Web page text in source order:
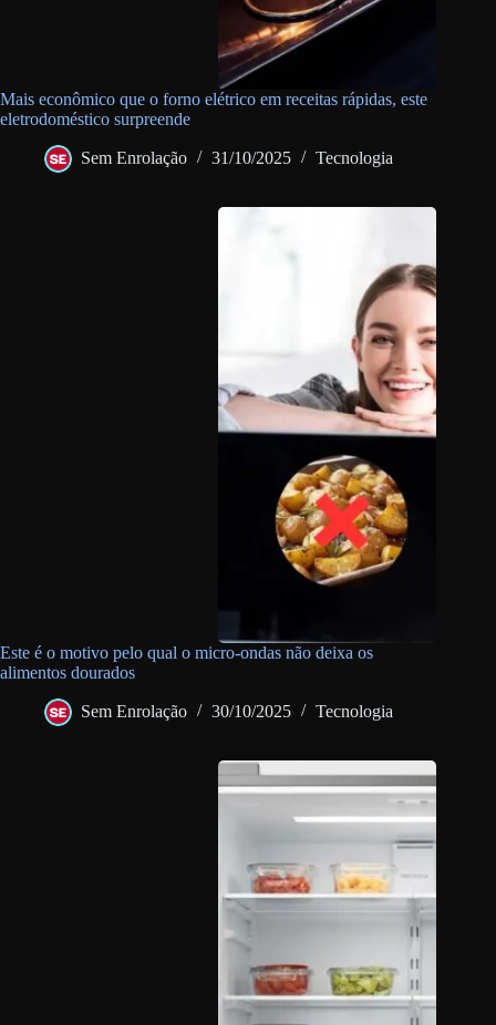
Mais econômico que o forno elétrico em receitas rápidas, este
eletrodoméstico surpreende
Sem Enrolação 31/10/2025 Tecnologia
Este é o motivo pelo qual o micro-ondas não deixa os
alimentos dourados
Sem Enrolação 30/10/2025 Tecnologia